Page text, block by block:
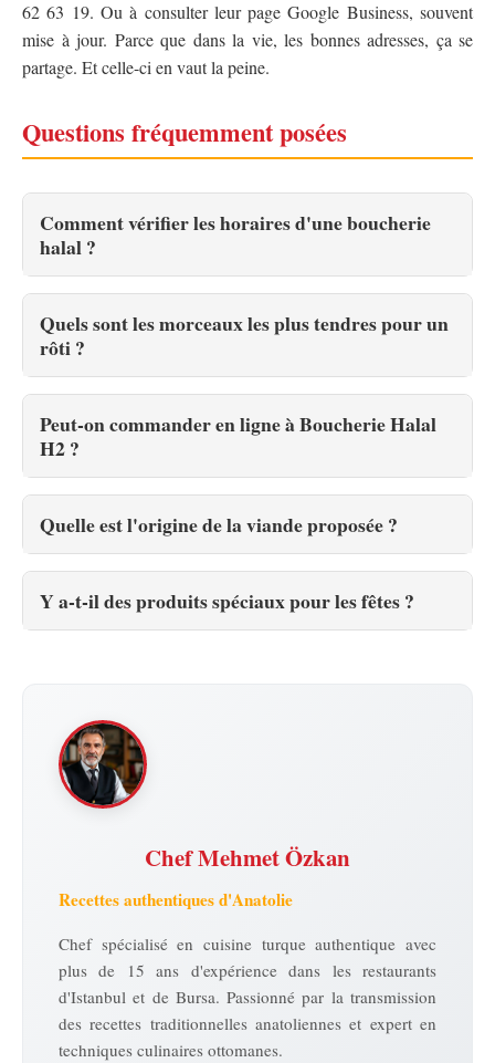
62 63 19. Ou à consulter leur page Google Business, souvent
mise à jour. Parce que dans la vie, les bonnes adresses, ça se
partage. Et celle-ci en vaut la peine.
Questions fréquemment posées
Comment vérifier les horaires d'une boucherie
halal ?
Quels sont les morceaux les plus tendres pour un
rôti ?
Peut-on commander en ligne à Boucherie Halal
H2 ?
Quelle est l'origine de la viande proposée ?
Y a-t-il des produits spéciaux pour les fêtes ?
Chef Mehmet Özkan
Recettes authentiques d'Anatolie
Chef spécialisé en cuisine turque authentique avec
plus de 15 ans d'expérience dans les restaurants
d'Istanbul et de Bursa. Passionné par la transmission
des recettes traditionnelles anatoliennes et expert en
techniques culinaires ottomanes.